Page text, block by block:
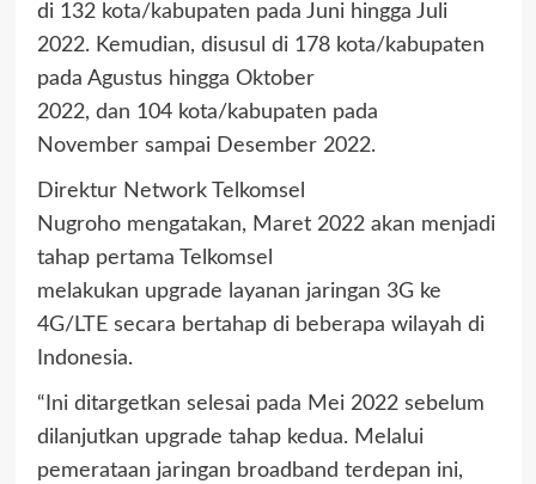
di 132 kota/kabupaten pada Juni hingga Juli
2022. Kemudian, disusul di 178 kota/kabupaten
pada Agustus hingga Oktober
2022, dan 104 kota/kabupaten pada
November sampai Desember 2022.
Direktur Network Telkomsel
Nugroho mengatakan, Maret 2022 akan menjadi
tahap pertama Telkomsel
melakukan upgrade layanan jaringan 3G ke
4G/LTE secara bertahap di beberapa wilayah di
Indonesia.
“Ini ditargetkan selesai pada Mei 2022 sebelum
dilanjutkan upgrade tahap kedua. Melalui
pemerataan jaringan broadband terdepan ini,